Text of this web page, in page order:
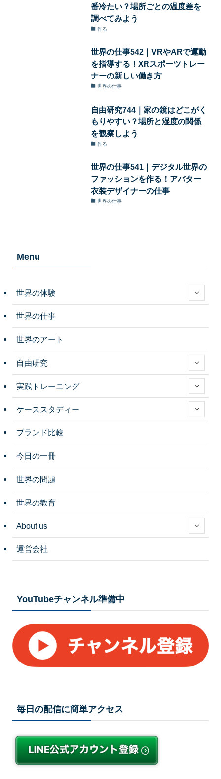
番冷たい？場所ごとの温度差を
調べてみよう
作る
世界の仕事542｜VRやARで運動
を指導する！XRスポーツトレー
ナーの新しい働き方
世界の仕事
自由研究744｜家の鏡はどこがく
もりやすい？場所と湿度の関係
を観察しよう
作る
世界の仕事541｜デジタル世界の
ファッションを作る！アバター
衣装デザイナーの仕事
世界の仕事
Menu
世界の体験
世界の仕事
世界のアート
自由研究
実践トレーニング
ケーススタディー
ブランド比較
今日の一冊
世界の問題
世界の教育
About us
運営会社
YouTubeチャンネル準備中
毎日の配信に簡単アクセス